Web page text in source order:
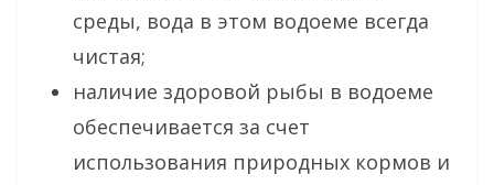
среды, вода в этом водоеме всегда
чистая;
наличие здоровой рыбы в водоеме
обеспечивается за счет
использования природных кормов и